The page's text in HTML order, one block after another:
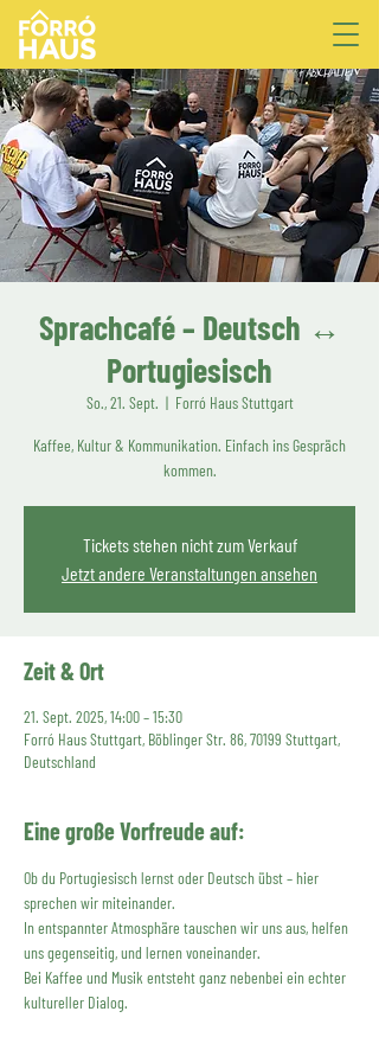
Sprachcafé – Deutsch ↔
Portugiesisch
So., 21. Sept.
  |
Forró Haus Stuttgart
Kaffee, Kultur & Kommunikation. Einfach ins Gespräch
kommen.
Tickets stehen nicht zum Verkauf
Jetzt andere Veranstaltungen ansehen
Zeit & Ort
21. Sept. 2025, 14:00 – 15:30
Forró Haus Stuttgart, Böblinger Str. 86, 70199 Stuttgart,
Deutschland
Eine große Vorfreude auf:
Ob du Portugiesisch lernst oder Deutsch übst – hier
sprechen wir miteinander.
In entspannter Atmosphäre tauschen wir uns aus, helfen
uns gegenseitig, und lernen voneinander.
Bei Kaffee und Musik entsteht ganz nebenbei ein echter
kultureller Dialog.